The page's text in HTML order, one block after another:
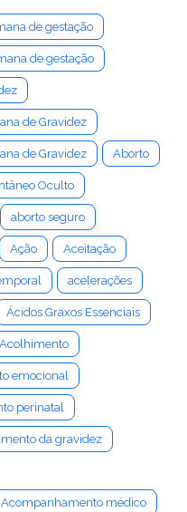
de gestação
de gestação
de Gravidez
de Gravidez Aborto
Oculto
aborto seguro
Ação Aceitação
acelerações
Ácidos Graxos Essenciais
Acolhimento
emocional
perinatal
da gravidez
Acompanhamento médico